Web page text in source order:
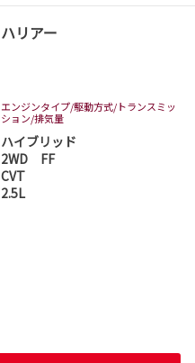
ハリアー
エンジンタイプ/駆動方式/トランスミッ
ション/排気量
ハイブリッド
2WD FF
CVT
2.5L